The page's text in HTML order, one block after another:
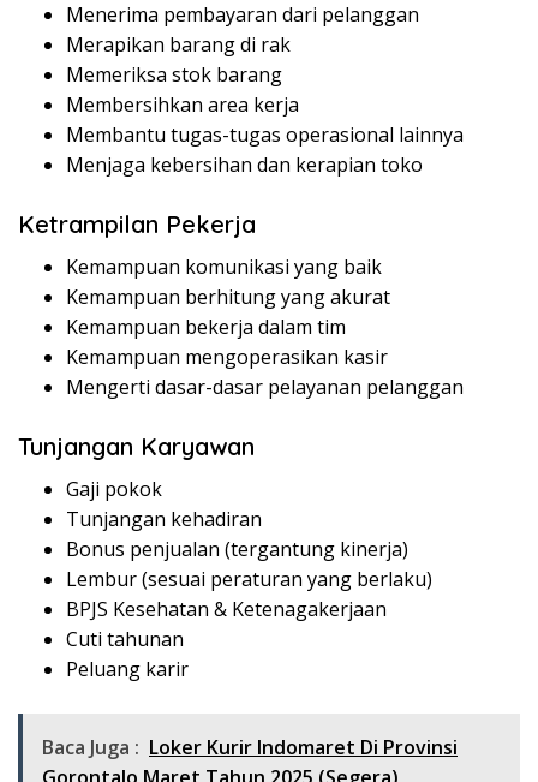
Menerima pembayaran dari pelanggan
Merapikan barang di rak
Memeriksa stok barang
Membersihkan area kerja
Membantu tugas-tugas operasional lainnya
Menjaga kebersihan dan kerapian toko
Ketrampilan Pekerja
Kemampuan komunikasi yang baik
Kemampuan berhitung yang akurat
Kemampuan bekerja dalam tim
Kemampuan mengoperasikan kasir
Mengerti dasar-dasar pelayanan pelanggan
Tunjangan Karyawan
Gaji pokok
Tunjangan kehadiran
Bonus penjualan (tergantung kinerja)
Lembur (sesuai peraturan yang berlaku)
BPJS Kesehatan & Ketenagakerjaan
Cuti tahunan
Peluang karir
Baca Juga : Loker Kurir Indomaret Di Provinsi